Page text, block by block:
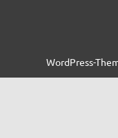
WordPress-